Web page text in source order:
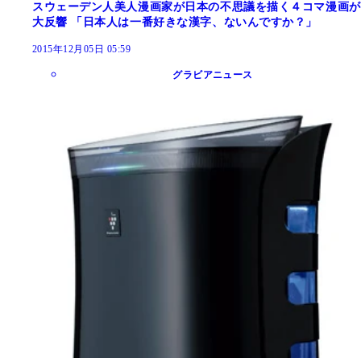
スウェーデン人美人漫画家が日本の不思議を描く４コマ漫画が
大反響 「日本人は一番好きな漢字、ないんですか？」
2015年12月05日 05:59
グラビアニュース